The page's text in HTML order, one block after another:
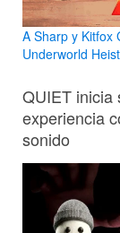
A Sharp y Kitfox
Underworld
QUIET inicia
experiencia
sonido